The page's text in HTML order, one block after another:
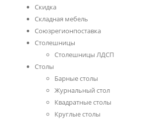
Скидка
Складная мебель
Союзрегионпоставка
Столешницы
Cтолешницы ЛДСП
Столы
Барные столы
Журнальный стол
Квадратные столы
Круглые столы